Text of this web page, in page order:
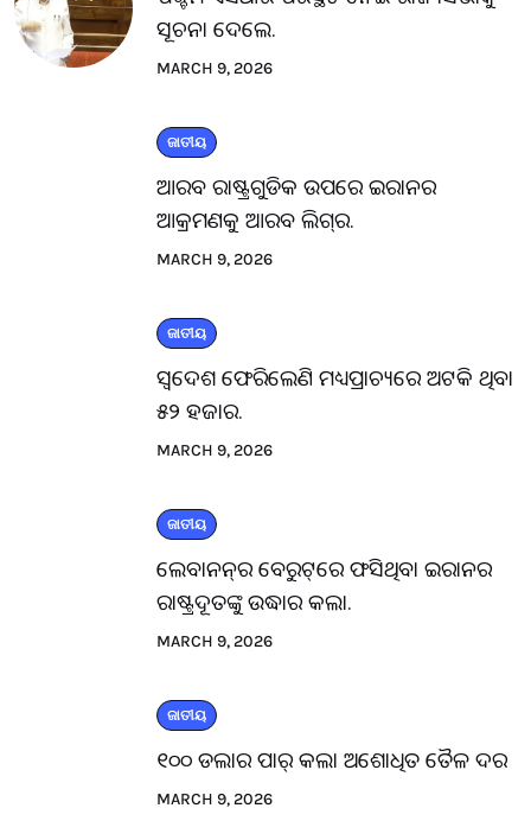
ସୂଚନା ଦେଲେ.
MARCH 9, 2026
ଜାତୀୟ
ଆରବ ରାଷ୍ଟ୍ରଗୁଡିକ ଉପରେ ଇରାନର
ଆକ୍ରମଣକୁ ଆରବ ଲିଗ୍‌ର.
MARCH 9, 2026
ଜାତୀୟ
ସ୍ବଦେଶ ଫେରିଲେଣି ମଧ୍ୟପ୍ରାଚ୍ୟରେ ଅଟକି ଥିବା
୫୨ ହଜାର.
MARCH 9, 2026
ଜାତୀୟ
ଲେବାନନ୍‌ର ବେରୁଟ୍‌ରେ ଫସିଥିବା ଇରାନର
ରାଷ୍ଟ୍ରଦୂତଙ୍କୁ ଉଦ୍ଧାର କଲା.
MARCH 9, 2026
ଜାତୀୟ
୧୦୦ ଡଲାର ପାର୍ କଲା ଅଶୋଧିତ ତୈଳ ଦର
MARCH 9, 2026